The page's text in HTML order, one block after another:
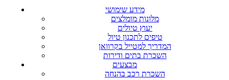
מידע שימושי
מלונות מומלצים
יעוץ טיולים
טיפים לתכנון טיול
המדריך למטייל בקרוואן
השכרת בתים ודירות
מבצעים
השכרת רכב בהנחה